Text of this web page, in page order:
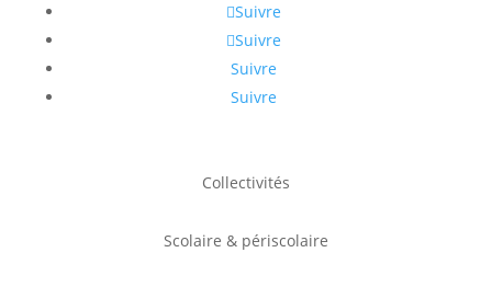
Suivre
Suivre
Suivre
Suivre
Collectivités
Scolaire & périscolaire